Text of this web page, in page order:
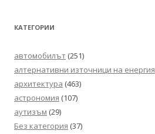
КАТЕГОРИИ
автомобилът (251)
алтернативни източници на енергия
архитектура (463)
астрономия (107)
аутизъм (29)
Без категория (37)